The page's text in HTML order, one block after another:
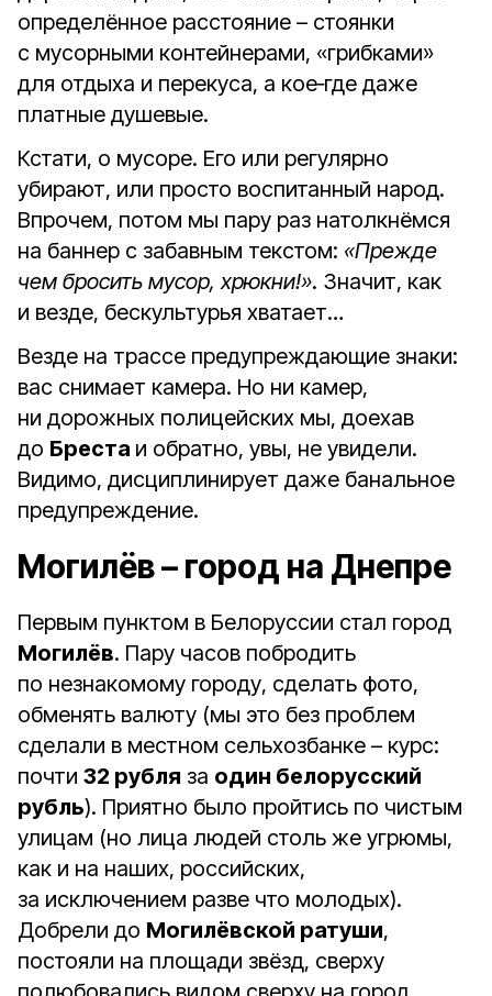
определённое расстояние – стоянки
с мусорными контейнерами, «грибками»
для отдыха и перекуса, а кое‑где даже
платные душевые.
Кстати, о мусоре. Его или регулярно
убирают, или просто воспитанный народ.
Впрочем, потом мы пару раз натолкнёмся
на баннер с забавным текстом: «Прежде
чем бросить мусор, хрюкни!». Значит, как
и везде, бескультурья хватает…
Везде на трассе предупреждающие знаки:
вас снимает камера. Но ни камер,
ни дорожных полицейских мы, доехав
до Бреста и обратно, увы, не увидели.
Видимо, дисциплинирует даже банальное
предупреждение.
Могилёв – город на Днепре
Первым пунктом в Белоруссии стал город
Могилёв. Пару часов побродить
по незнакомому городу, сделать фото,
обменять валюту (мы это без проблем
сделали в местном сельхозбанке – курс:
почти 32 рубля за один белорусский
рубль). Приятно было пройтись по чистым
улицам (но лица людей столь же угрюмы,
как и на наших, российских,
за исключением разве что молодых).
Добрели до Могилёвской ратуши,
постояли на площади звёзд, сверху